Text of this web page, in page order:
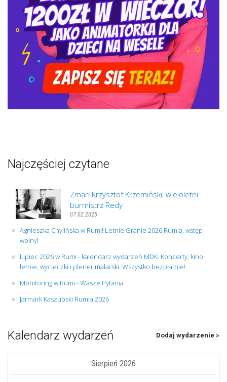
Najczęściej czytane
Zmarł Krzysztof Krzemiński, wieloletni
burmistrz Redy
07.02.2025
Agnieszka Chylińska w Rumi! Letnie Granie 2026 Rumia, wstęp
wolny!
Lipiec 2026 w Rumi - kalendarz wydarzeń MDK. Koncerty, kino
letnie, wycieczki i plener malarski. Wszystko bezpłatnie!
Monitoring w Rumi - Wasze Pytania
Jarmark Kaszubski Rumia 2026
Kalendarz wydarzeń Dodaj wydarzenie »
Sierpień 2026